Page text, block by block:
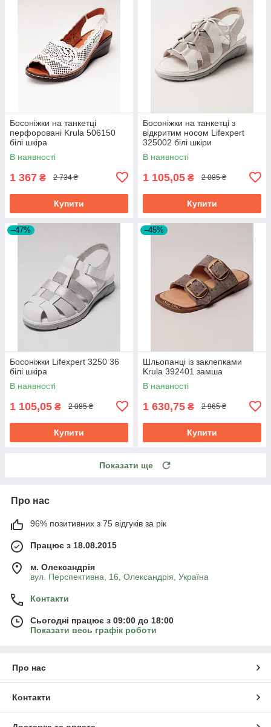
Босоніжки на танкетці
перфоровані Krula 506150
білі шкіра
В наявності
1 367 ₴ 2 734 ₴
Купити
Босоніжки на танкетці з
відкритим носом Lifexpert
325002 білі шкіри
В наявності
1 105,05 ₴ 2 085 ₴
Купити
–47%
Босоніжки Lifexpert 3250 36
білі шкіра
В наявності
1 105,05 ₴ 2 085 ₴
Купити
–45%
Шльопанці із заклепками
Krula 392401 замша
В наявності
1 630,75 ₴ 2 965 ₴
Купити
Показати ще
Про нас
96% позитивних з 75 відгуків за рік
Працює з 18.08.2015
м. Олександрія
вул. Перспективна, 16, Олександрія, Україна
Контакти
Сьогодні працює з 09:00 до 18:00
Показати весь графік роботи
Про нас
Контакти